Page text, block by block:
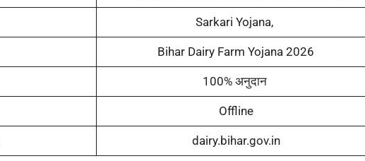
Sarkari Yojana,
Bihar Dairy Farm Yojana 2026
100% अनुदान
Offline
dairy.bihar.gov.in